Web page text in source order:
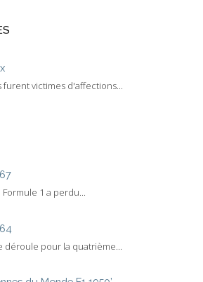
victimes d'affections...
1 a perdu...
déroule pour la quatrième...